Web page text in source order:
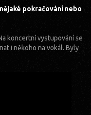
pokračování nebo
koncertní vystupování se
i někoho na vokál. Byly